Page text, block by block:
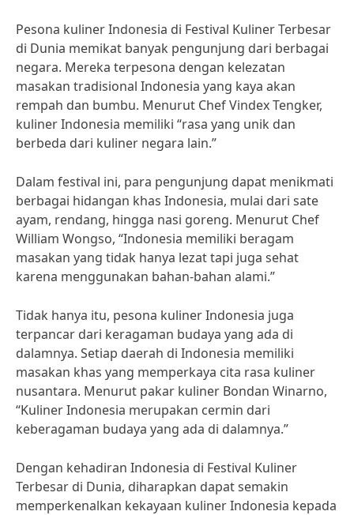
Pesona kuliner Indonesia di Festival Kuliner Terbesar
di Dunia memikat banyak pengunjung dari berbagai
negara. Mereka terpesona dengan kelezatan
masakan tradisional Indonesia yang kaya akan
rempah dan bumbu. Menurut Chef Vindex Tengker,
kuliner Indonesia memiliki “rasa yang unik dan
berbeda dari kuliner negara lain.”
Dalam festival ini, para pengunjung dapat menikmati
berbagai hidangan khas Indonesia, mulai dari sate
ayam, rendang, hingga nasi goreng. Menurut Chef
William Wongso, “Indonesia memiliki beragam
masakan yang tidak hanya lezat tapi juga sehat
karena menggunakan bahan-bahan alami.”
Tidak hanya itu, pesona kuliner Indonesia juga
terpancar dari keragaman budaya yang ada di
dalamnya. Setiap daerah di Indonesia memiliki
masakan khas yang memperkaya cita rasa kuliner
nusantara. Menurut pakar kuliner Bondan Winarno,
“Kuliner Indonesia merupakan cermin dari
keberagaman budaya yang ada di dalamnya.”
Dengan kehadiran Indonesia di Festival Kuliner
Terbesar di Dunia, diharapkan dapat semakin
memperkenalkan kekayaan kuliner Indonesia kepada